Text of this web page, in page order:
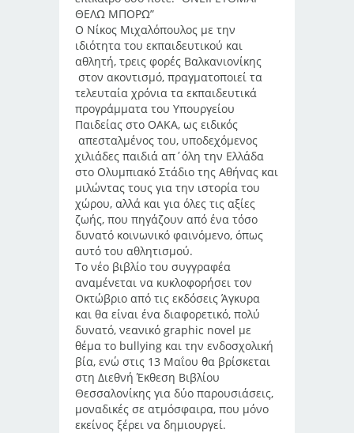
ΘΕΛΩ ΜΠΟΡΩ”
Ο Νίκος Μιχαλόπουλος με την
ιδιότητα του εκπαιδευτικού και
αθλητή, τρεις φορές Βαλκανιονίκης
στον ακοντισμό, πραγματοποιεί τα
τελευταία χρόνια τα εκπαιδευτικά
προγράμματα του Υπουργείου
Παιδείας στο ΟΑΚΑ, ως ειδικός
απεσταλμένος του, υποδεχόμενος
χιλιάδες παιδιά απ΄όλη την Ελλάδα
στο Ολυμπιακό Στάδιο της Αθήνας και
μιλώντας τους για την ιστορία του
χώρου, αλλά και για όλες τις αξίες
ζωής, που πηγάζουν από ένα τόσο
δυνατό κοινωνικό φαινόμενο, όπως
αυτό του αθλητισμού.
Το νέο βιβλίο του συγγραφέα
αναμένεται να κυκλοφορήσει τον
Οκτώβριο από τις εκδόσεις Άγκυρα
και θα είναι ένα διαφορετικό, πολύ
δυνατό, νεανικό graphic novel με
θέμα το bullying και την ενδοσχολική
βία, ενώ στις 13 Μαΐου θα βρίσκεται
στη Διεθνή Έκθεση Βιβλίου
Θεσσαλονίκης για δύο παρουσιάσεις,
μοναδικές σε ατμόσφαιρα, που μόνο
εκείνος ξέρει να δημιουργεί.